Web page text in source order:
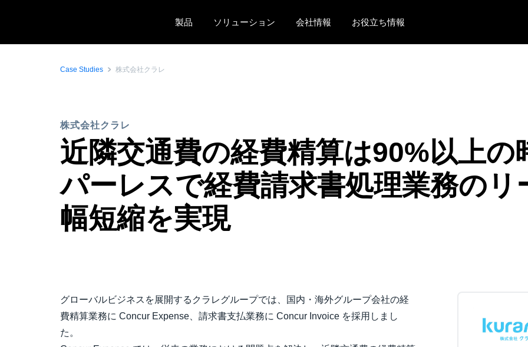
製品
ソリューション 会社情報 お役立ち情報
México (Español)
Brasil (Português)
Italia (Italiano)
Nederlands (English)
Norway (English)
Case Studies 株式会社クラレ
株式会社クラレ
近隣交通費の経費精算は90%以上の
パーレスで経費請求書処理業務のリ
幅短縮を実現
グローバルビジネスを展開するクラレグループでは、国内・海外グループ会社の経
費精算業務に Concur Expense、請求書支払業務に Concur Invoice を採用しまし
た。